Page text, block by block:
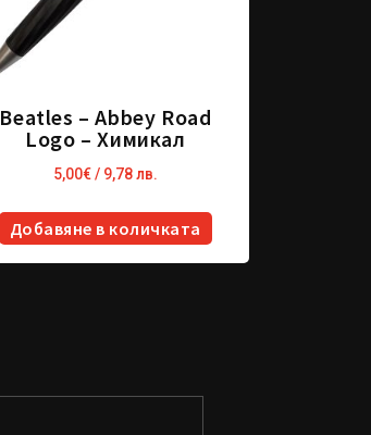
Beatles – Abbey Road
Logo – Химикал
5,00€/ 9,78 лв.
Добавяне в количката